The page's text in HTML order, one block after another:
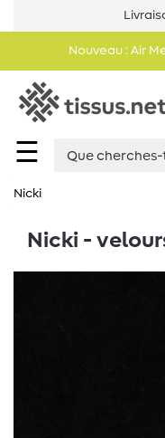
Nouveau : Air
☰
Nicki
Nicki -